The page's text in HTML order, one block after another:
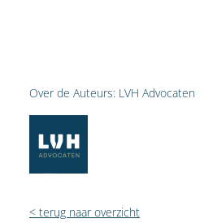
Over de Auteurs: LVH Advocaten
< terug naar overzicht